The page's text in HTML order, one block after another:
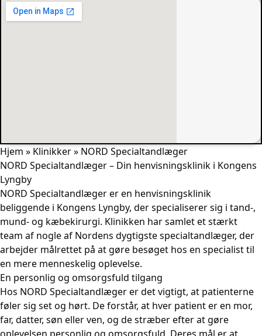
Hjem » Klinikker» NORD Specialtandlæger
NORD Specialtandlæger – Din henvisningsklinik i Kongens
Lyngby
NORD Specialtandlæger er en henvisningsklinik
beliggende i Kongens Lyngby, der specialiserer sig i tand-,
mund- og kæbekirurgi. Klinikken har samlet et stærkt
team af nogle af Nordens dygtigste specialtandlæger, der
arbejder målrettet på at gøre besøget hos en specialist til
en mere menneskelig oplevelse.
En personlig og omsorgsfuld tilgang
Hos NORD Specialtandlæger er det vigtigt, at patienterne
føler sig set og hørt. De forstår, at hver patient er en mor,
far, datter, søn eller ven, og de stræber efter at gøre